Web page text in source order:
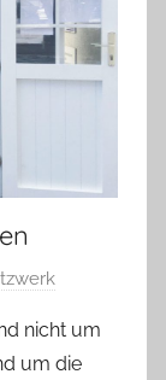
nicht um
um die